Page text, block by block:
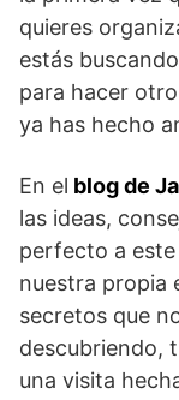
quieres
estás
para hacer
ya has hecho
En el blog de
las ideas,
perfecto a
nuestra propia
secretos que
descubriendo,
una visita